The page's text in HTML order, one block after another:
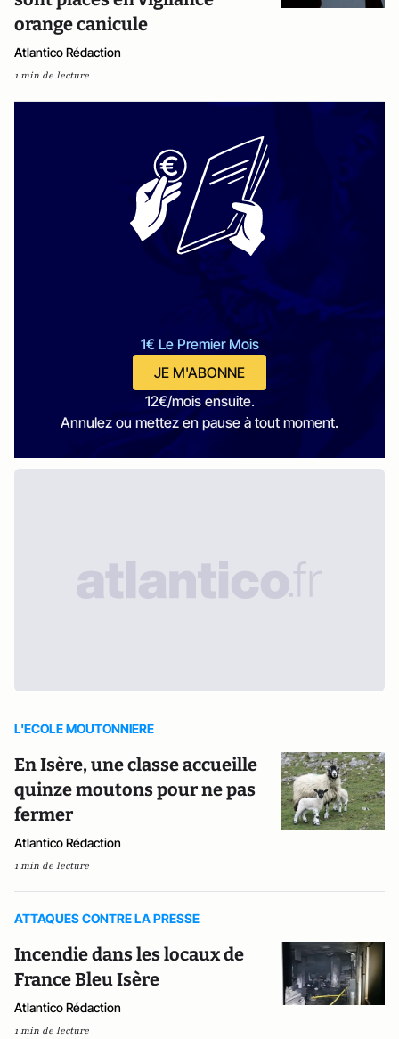
orange canicule
Atlantico Rédaction
1 min de lecture
1€ Le Premier Mois
JE M'ABONNE
12€/mois ensuite.
Annulez ou mettez en pause à tout moment.
L'ECOLE MOUTONNIERE
En Isère, une classe accueille
quinze moutons pour ne pas
fermer
Atlantico Rédaction
1 min de lecture
ATTAQUES CONTRE LA PRESSE
Incendie dans les locaux de
France Bleu Isère
Atlantico Rédaction
1 min de lecture